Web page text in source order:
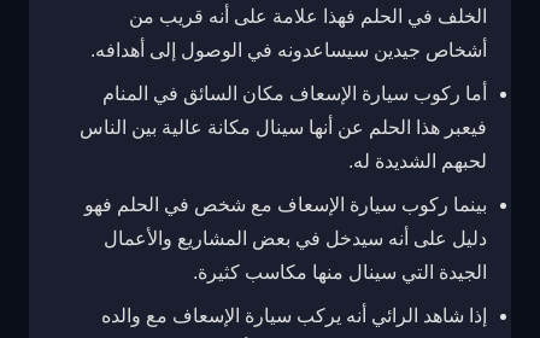
الخلف في الحلم فهذا علامة على أنه قريب من
أشخاص جيدين سيساعدونه في الوصول إلى أهدافه.
أما ركوب سيارة الإسعاف مكان السائق في المنام
فيعبر هذا الحلم عن أنها سينال مكانة عالية بين الناس
لحبهم الشديدة له.
بينما ركوب سيارة الإسعاف مع شخص في الحلم فهو
دليل على أنه سيدخل في بعض المشاريع والأعمال
الجيدة التي سينال منها مكاسب كثيرة.
إذا شاهد الرائي أنه يركب سيارة الإسعاف مع والده